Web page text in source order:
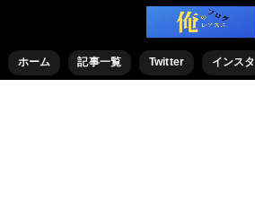
ホーム 記事一覧 Twitter インスタ